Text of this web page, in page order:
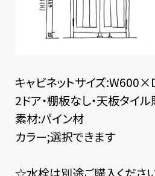
キャビネットサイズ
2ドア・棚板なし・天板タイ
素材:パイン材
カラー;選択できます